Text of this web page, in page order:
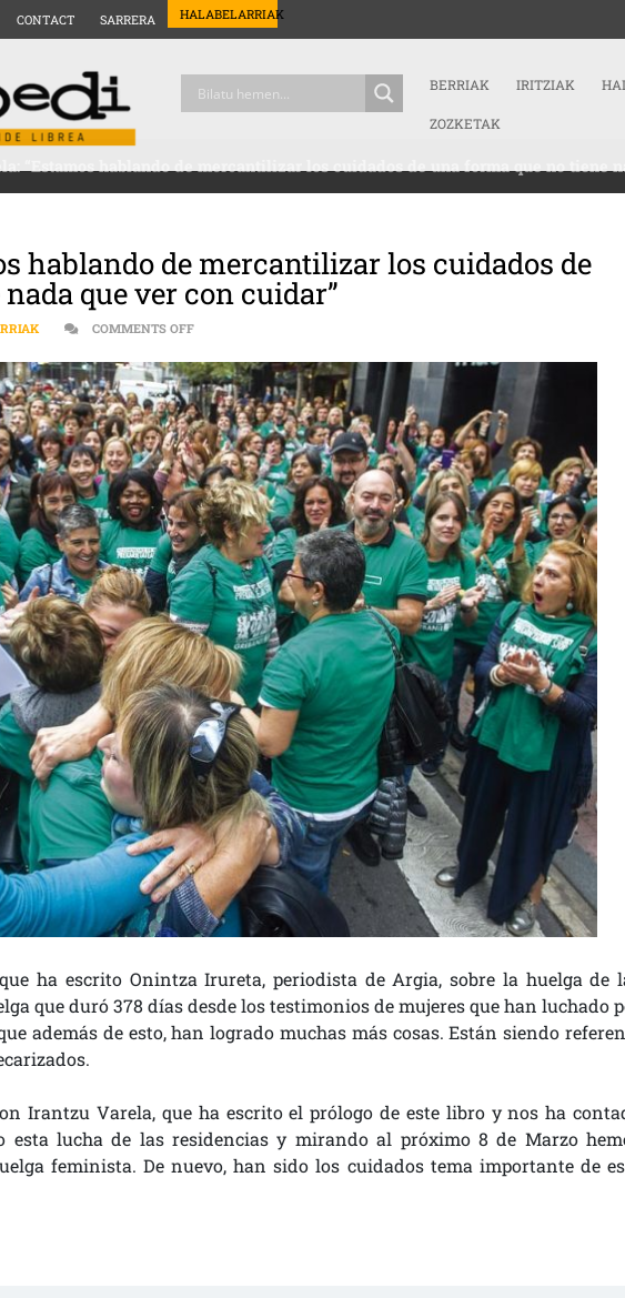
CONTACT SARRERA HALABELARRIAK
BERRIAK IRITZIAK
ZOZKETAK
“Estamos hablando de mercantilizar los cuidados de una forma que no tiene
hablando de mercantilizar los cuidados de
que ver con cuidar”
COMMENTS OFFON IRANTZU VARELA: “ESTAMOS HABLANDO DE MERCANTILIZAR
ha escrito Onintza Irureta, periodista de Argia, sobre la huelga de
que duró 378 días desde los testimonios de mujeres que han luchado
además de esto, han logrado muchas más cosas. Están siendo
Irantzu Varela, que ha escrito el prólogo de este libro y nos ha
esta lucha de las residencias y mirando al próximo 8 de Marzo
feminista. De nuevo, han sido los cuidados tema importante de